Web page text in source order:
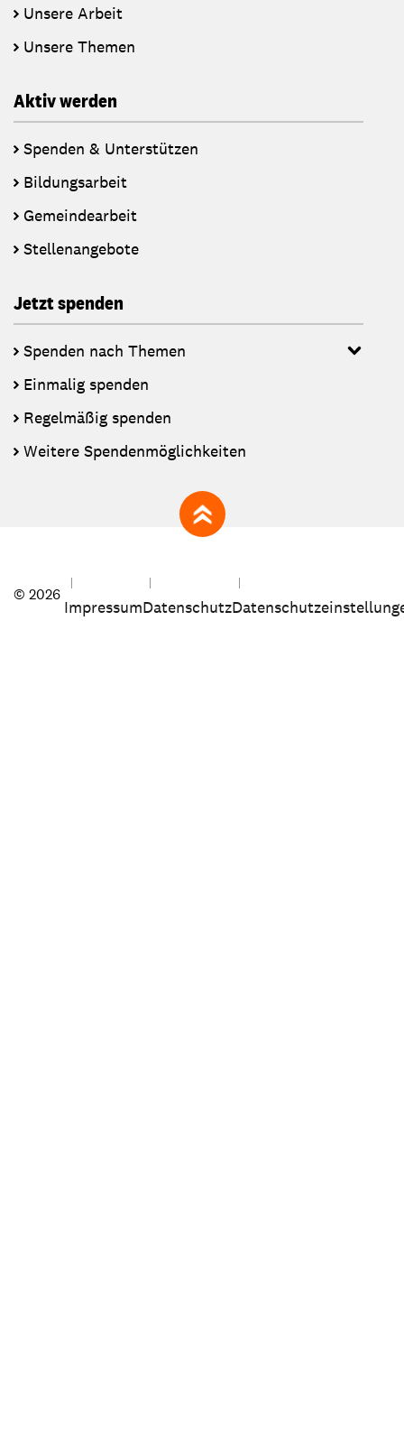
Unsere Arbeit
Unsere Themen
Aktiv werden
Spenden & Unterstützen
Bildungsarbeit
Gemeindearbeit
Stellenangebote
Jetzt spenden
Spenden nach Themen
Einmalig spenden
Regelmäßig spenden
Weitere Spendenmöglichkeiten
zum Seitenanfang
© 2026
ImpressumDatenschutz